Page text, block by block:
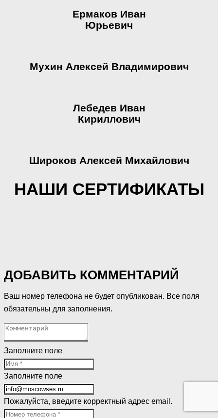
Ермаков Иван
Юрьевич
Мухин Алексей Владимирович
Лебедев Иван
Кириллович
Широков Алексей Михайлович
НАШИ СЕРТИФИКАТЫ
ДОБАВИТЬ КОММЕНТАРИЙ
Ваш номер телефона не будет опубликован. Все поля
обязательны для заполнения.
Заполните поле
Заполните поле
Пожалуйста, введите корректный адрес email.